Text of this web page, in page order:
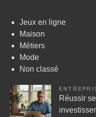
Jeux en ligne
Maison
Métiers
Mode
Non classé
Réussir